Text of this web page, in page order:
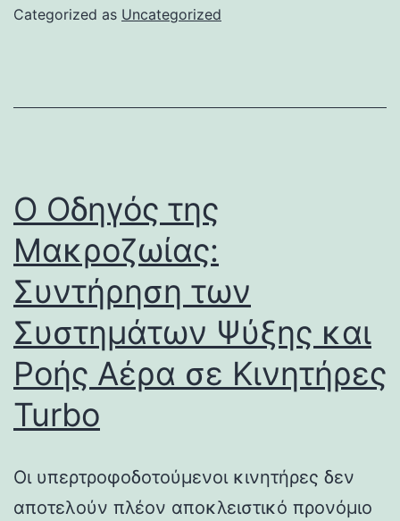
Categorized as Uncategorized
Ο Οδηγός της
Μακροζωίας:
Συντήρηση των
Συστημάτων Ψύξης και
Ροής Αέρα σε Κινητήρες
Turbo
Οι υπερτροφοδοτούμενοι κινητήρες δεν
αποτελούν πλέον αποκλειστικό προνόμιο